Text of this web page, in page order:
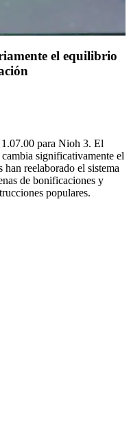
el equilibrio
para Nioh 3. El
significativamente el
reelaborado el sistema
de bonificaciones y
populares.